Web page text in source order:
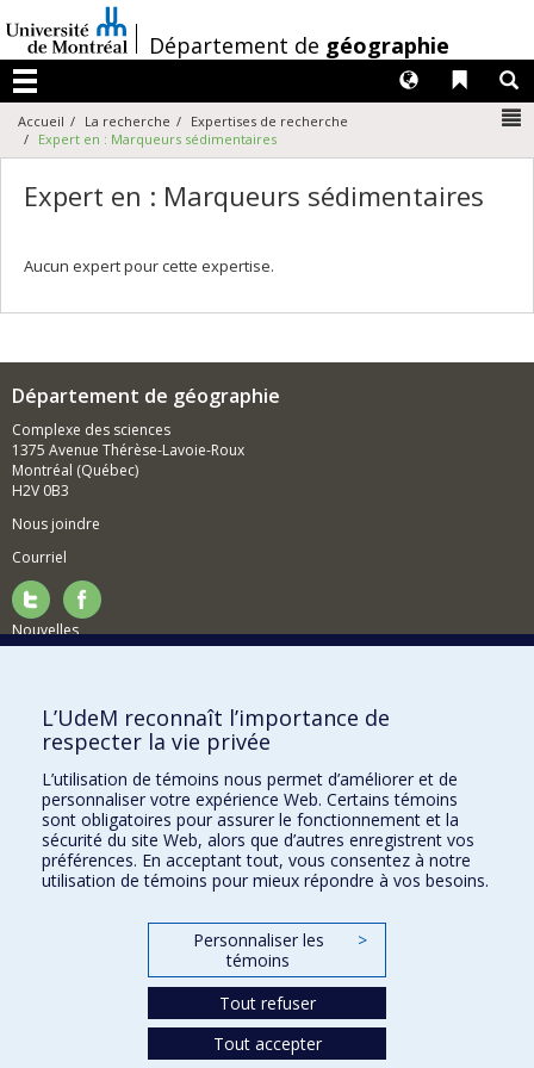
au
contenu
/Département de géographie
Menu
Liens
Langues
Accueil La recherche
Expertises de recherche
Expert en : Marqueurs sédimentaires
Expert en : Marqueurs sédimentaires
Aucun expert pour cette expertise.
Département de géographie
Complexe des sciences
1375 Avenue Thérèse-Lavoie-Roux
Montréal (Québec)
H2V 0B3
Nous joindre
Courriel
Nouvelles
Comment soutenir le Département?
BESOIN D'AIDE?
Plan du site
Signaler une erreur
Accessibilité
FACULTÉ DES ARTS ET DES SCIENCES
Nos départements et écoles
L’UdeM reconnaît l’importance de
respecter la vie privée
L’utilisation de témoins nous permet d’améliorer et de
personnaliser votre expérience Web. Certains témoins
sont obligatoires pour assurer le fonctionnement et la
sécurité du site Web, alors que d’autres enregistrent vos
préférences. En acceptant tout, vous consentez à notre
utilisation de témoins pour mieux répondre à vos besoins.
Personnaliser les
témoins
>
Tout refuser
Tout accepter